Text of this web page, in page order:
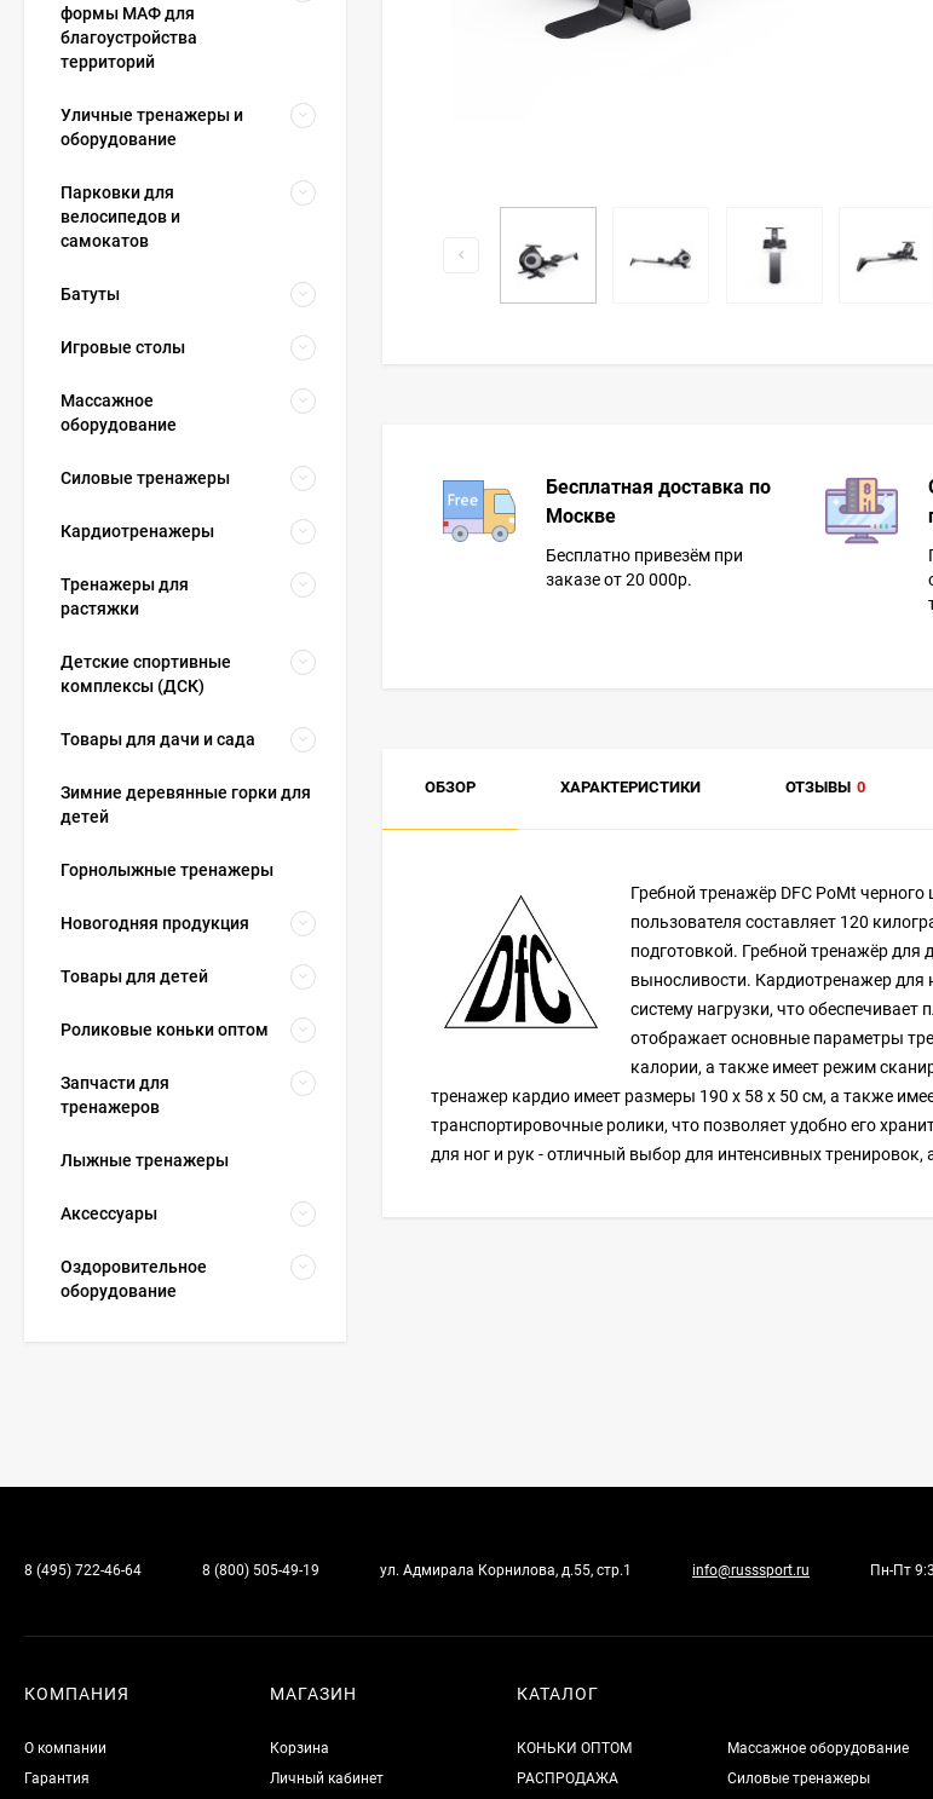
Бесплатная доставка по
Москве
Бесплатно привезём при
заказе от 20 000р.
ОБЗОР ХАРАКТЕРИСТИКИ ОТЗЫВЫ 0
Гребной тренажёр DFC PoMt
пользователя составляет 120
подготовкой. Гребной тренажёр для
выносливости. Кардиотренажер
систему нагрузки, что
отображает основные параметры
калории, а также имеет режим
тренажер кардио имеет размеры 190 x 58 x 50 см, а также
транспортировочные ролики, что позволяет удобно его
для ног и рук - отличный выбор для интенсивных тренировок,
формы МАФ для
благоустройства
территорий
Уличные тренажеры и
оборудование
Парковки для
велосипедов и
самокатов
Батуты
Игровые столы
Массажное
оборудование
Силовые тренажеры
Кардиотренажеры
Тренажеры для
растяжки
Детские спортивные
комплексы (ДСК)
Товары для дачи и сада
Зимние деревянные горки для
детей
Горнолыжные тренажеры
Новогодняя продукция
Товары для детей
Роликовые коньки оптом
Запчасти для
тренажеров
Лыжные тренажеры
Аксессуары
Оздоровительное
оборудование
8 (495) 722-46-64 8 (800) 505-49-19 ул. Адмирала Корнилова, д.55, стр.1 info@russsport.ru Пн-Пт
КОМПАНИЯ
О компании
Гарантия
МАГАЗИН
Корзина
Личный кабинет
КАТАЛОГ
КОНЬКИ ОПТОМ
РАСПРОДАЖА
Массажное оборудование
Силовые тренажеры